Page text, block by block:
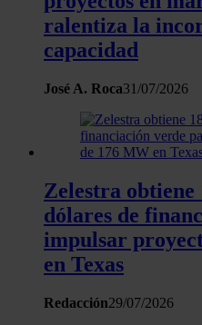
ralentiza la
capacidad
José A. Roca31/07/2026
Zelestra obtiene
dólares de
impulsar
en Texas
Redacción29/07/2026